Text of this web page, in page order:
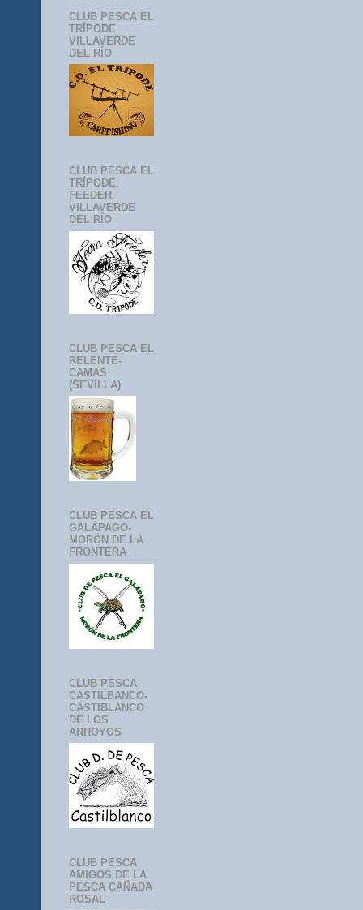
CLUB PESCA EL
TRÍPODE
VILLAVERDE
DEL RÍO
CLUB PESCA EL
TRÍPODE.
FEEDER.
VILLAVERDE
DEL RÍO
CLUB PESCA EL
RELENTE-
CAMAS
(SEVILLA)
CLUB PESCA EL
GALÁPAGO-
MORÓN DE LA
FRONTERA
CLUB PESCA
CASTILBANCO-
CASTIBLANCO
DE LOS
ARROYOS
CLUB PESCA
AMIGOS DE LA
PESCA CAÑADA
ROSAL